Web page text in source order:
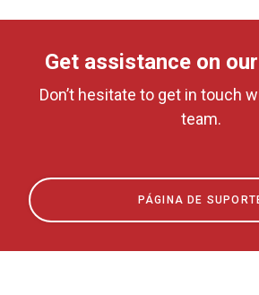
Get assistance on
Don’t hesitate to get in touch
team.
PÁGINA DE